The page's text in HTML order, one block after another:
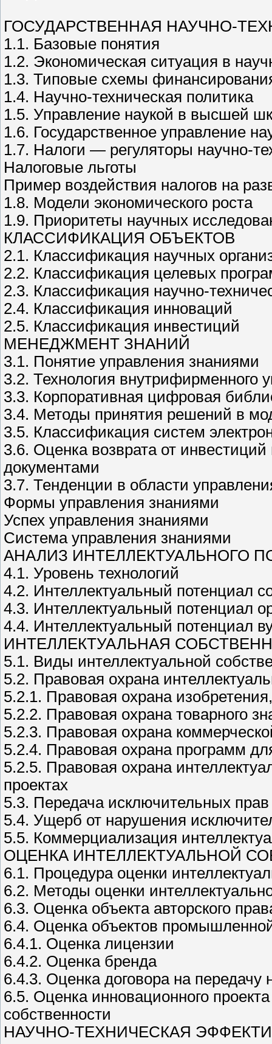
ГОСУДАРСТВЕННАЯ НАУЧНО-
1.1. Базовые понятия
1.2. Экономическая ситуация в
1.3. Типовые схемы
1.4. Научно-техническая политика
1.5. Управление наукой в высшей
1.6. Государственное управление
1.7. Налоги — регуляторы научно-
Налоговые льготы
Пример воздействия налогов на
1.8. Модели экономического роста
1.9. Приоритеты научных
КЛАССИФИКАЦИЯ ОБЪЕКТОВ
2.1. Классификация научных
2.2. Классификация целевых
2.3. Классификация научно-
2.4. Классификация инноваций
2.5. Классификация инвестиций
МЕНЕДЖМЕНТ ЗНАНИЙ
3.1. Понятие управления знаниями
3.2. Технология внутрифирменного
3.3. Корпоративная цифровая
3.4. Методы принятия решений в
3.5. Классификация систем
3.6. Оценка возврата от инвестиций
документами
3.7. Тенденции в области
Формы управления знаниями
Успех управления знаниями
Система управления знаниями
АНАЛИЗ ИНТЕЛЛЕКТУАЛЬНОГО
4.1. Уровень технологий
4.2. Интеллектуальный потенциал
4.3. Интеллектуальный потенциал
4.4. Интеллектуальный потенциал
ИНТЕЛЛЕКТУАЛЬНАЯ
5.1. Виды интеллектуальной
5.2. Правовая охрана
5.2.1. Правовая охрана
5.2.2. Правовая охрана товарного
5.2.3. Правовая охрана
5.2.4. Правовая охрана программ
5.2.5. Правовая охрана
проектах
5.3. Передача исключительных прав
5.4. Ущерб от нарушения
5.5. Коммерциализация
ОЦЕНКА ИНТЕЛЛЕКТУАЛЬНОЙ
6.1. Процедура оценки
6.2. Методы оценки
6.3. Оценка объекта авторского
6.4. Оценка объектов
6.4.1. Оценка лицензии
6.4.2. Оценка бренда
6.4.3. Оценка договора на передачу
6.5. Оценка инновационного
собственности
НАУЧНО-ТЕХНИЧЕСКАЯ